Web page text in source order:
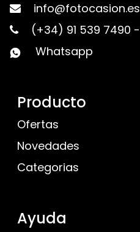
info@fotocasion.es
(+34) 91 539 7490 -
Whatsapp
Producto
Ofertas
Novedades
Categorias
Ayuda